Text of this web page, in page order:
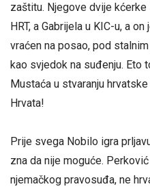
zaštitu. Njegove dvije
HRT, a Gabrijela u KIC-u, a
vraćen na posao, pod
kao svjedok na suđenju. Eto
Mustaća u stvaranju
Hrvata!
Prije svega Nobilo igra
zna da nije moguće.
njemačkog pravosuđa, ne